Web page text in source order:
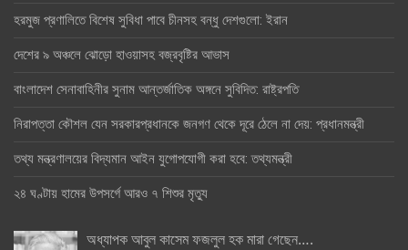
হরমুজ প্রণালিতে বিশেষ সুবিধা পাবে চীনসহ বন্ধু দেশগুলো: ইরান
দেশের ৯ অঞ্চলে ঝোড়ো হাওয়াসহ বজ্রবৃষ্টির আভাস
বাংলাদেশ সেনাবাহিনীর সুনাম আন্তর্জাতিক অঙ্গনে সুবিদিত: রাষ্ট্রপতি
নিরাপত্তা কৌশল যেন সরকারপ্রধানকে জনগণ থেকে দূরে ঠেলে না দেয়: প্রধানমন্ত্রী
তথ্য মন্ত্রণালয়ের বিদ্যমান আইন যুগোপযোগী করা হবে: তথ্যমন্ত্রী
২৪ ঘণ্টায় হামের উপসর্গে আরও ৭ শিশুর মৃত্যু
অধ্যাপক আবুল কাসেম ফজলুল হক মারা গেছেন….